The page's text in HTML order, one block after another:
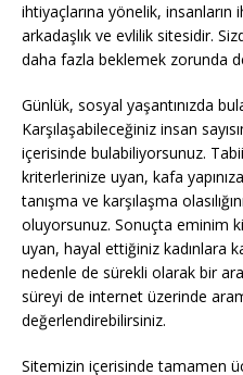
ihtiyaçlarına yönelik, insanların
arkadaşlık ve evlilik sitesidir.
daha fazla beklemek zorunda
Günlük, sosyal yaşantınızda
Karşılaşabileceğiniz insan
içerisinde bulabiliyorsunuz.
kriterlerinize uyan, kafa
tanışma ve karşılaşma
oluyorsunuz. Sonuçta eminim
uyan, hayal ettiğiniz kadınlara
nedenle de sürekli olarak bir
süreyi de internet üzerinde
değerlendirebilirsiniz.
Sitemizin içerisinde tamamen